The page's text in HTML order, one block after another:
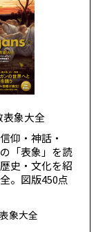
象大全
仰・神話・
「表象」を読
史・文化を紹
。図版450点
象大全